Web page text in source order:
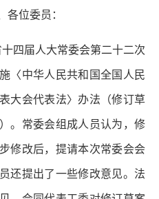
各位委员：
四届人大常委会第二十二次
〈中华人民共和国全国人民
大会代表法〉办法（修订草
。常委会组成人员认为，修
修改后，提请本次常委会会
还提出了一些修改意见。法